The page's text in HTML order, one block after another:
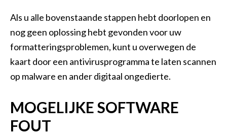
Als u alle bovenstaande stappen hebt doorlopen en
nog geen oplossing hebt gevonden voor uw
formatteringsproblemen, kunt u overwegen de
kaart door een antivirusprogramma te laten scannen
op malware en ander digitaal ongedierte.
MOGELIJKE SOFTWARE
FOUT